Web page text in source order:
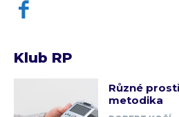
Klub RP
Různé
metodika